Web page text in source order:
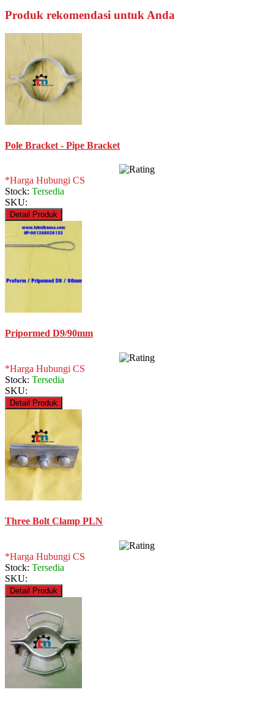
Produk rekomendasi untuk Anda
Pole Bracket - Pipe Bracket
*Harga Hubungi CS
Stock: Tersedia
SKU:
Detail Produk
Pripormed D9/90mm
*Harga Hubungi CS
Stock: Tersedia
SKU:
Detail Produk
Three Bolt Clamp PLN
*Harga Hubungi CS
Stock: Tersedia
SKU:
Detail Produk